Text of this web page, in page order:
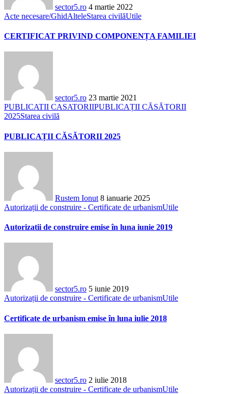
sector5.ro 4 martie 2022
Acte necesare/GhidAlteleStarea civilăUtile
CERTIFICAT PRIVIND COMPONENȚA FAMILIEI
sector5.ro 23 martie 2021
PUBLICATII CASATORIIPUBLICAȚII CĂSĂTORII
2025Starea civilă
PUBLICAȚII CĂSĂTORII 2025
Rustem Ionut 8 ianuarie 2025
Autorizații de construire - Certificate de urbanismUtile
Autorizatii de construire emise în luna iunie 2019
sector5.ro 5 iunie 2019
Autorizații de construire - Certificate de urbanismUtile
Certificate de urbanism emise în luna iulie 2018
sector5.ro 2 iulie 2018
Autorizații de construire - Certificate de urbanismUtile